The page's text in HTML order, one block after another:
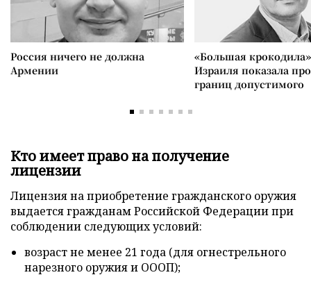
Россия ничего не должна
Армении
«Большая
Израиля показала
границ допустимого
Кто имеет право на получение
лицензии
Лицензия на приобретение гражданского оружия
выдается гражданам Российской Федерации при
соблюдении следующих условий:
возраст не менее 21 года (для огнестрельного
нарезного оружия и ОООП);